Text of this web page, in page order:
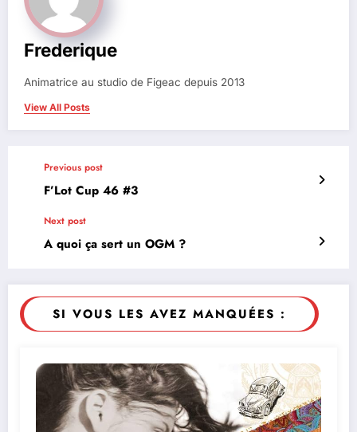
Frederique
Animatrice au studio de Figeac depuis 2013
View All Posts
Previous post
F’Lot Cup 46 #3
Next post
A quoi ça sert un OGM ?
SI VOUS LES AVEZ MANQUÉES :